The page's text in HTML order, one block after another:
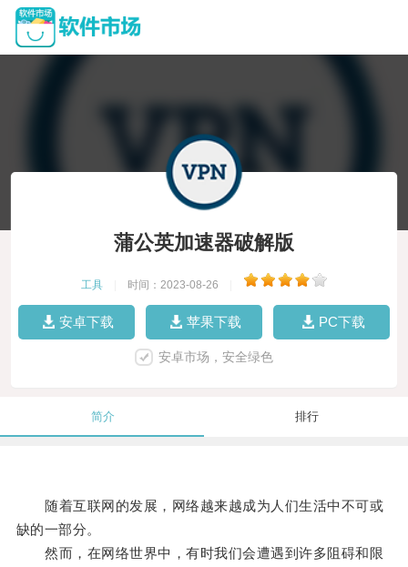
蒲公英加速器破解版
工具 时间：2023-08-26
安卓下载 苹果下载 PC下载
安卓市场，安全绿色
简介 排行
随着互联网的发展，网络越来越成为人们生活中不可或
缺的一部分。
然而，在网络世界中，有时我们会遭遇到许多阻碍和限